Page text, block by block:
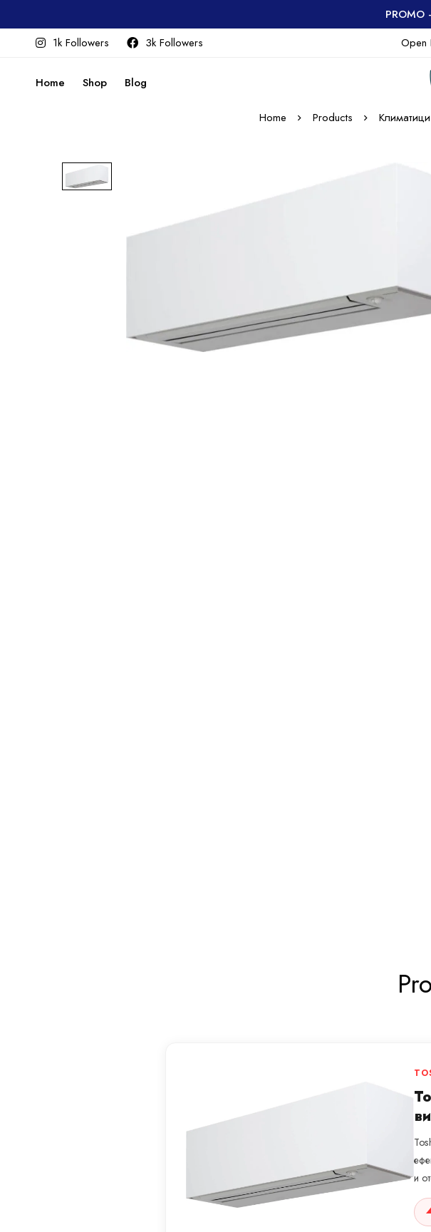
PROMO
1k Followers
3k Followers Open
Home Shop Blog
Home Products Климатици
и